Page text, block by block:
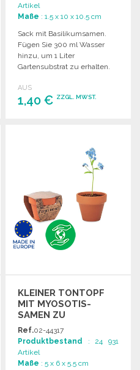
Artikel
Maße : 1.5 x 10 x 10.5 cm
Sack mit Basilikumsamen.
Fügen Sie 300 ml Wasser
hinzu, um 1 Liter
Gartensubstrat zu erhalten.
AUS
1,40 € ZZGL. MWST.
KLEINER TONTOPF
MIT MYOSOTIS-
SAMEN ZU
GROSSHANDELSPREISEN
Ref.02-44317
Produktbestand : 24 931
Artikel
Maße : 5 x 6 x 5.5 cm